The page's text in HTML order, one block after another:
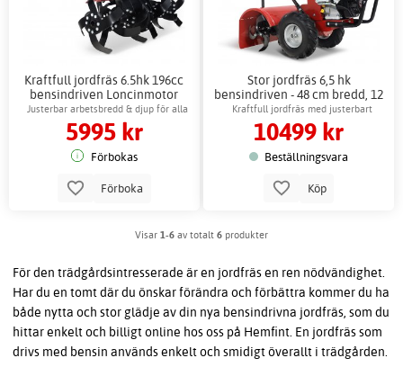
Kraftfull jordfräs 6.5hk 196cc
bensindriven Loncinmotor
Justerbar arbetsbredd & djup för alla
jordtyper
5995 kr
Förbokas
Förboka
Stor jordfräs 6,5 hk
bensindriven - 48 cm bredd, 12
knivar, Loncinmotor
Kraftfull jordfräs med justerbart
arbetsdjup
10499 kr
Beställningsvara
Köp
Visar 1-6 av totalt 6 produkter
För den trädgårdsintresserade är en jordfräs en ren nödvändighet.
Har du en tomt där du önskar förändra och förbättra kommer du ha
både nytta och stor glädje av din nya bensindrivna jordfräs, som du
hittar enkelt och billigt online hos oss på Hemfint. En jordfräs som
drivs med bensin används enkelt och smidigt överallt i trädgården.